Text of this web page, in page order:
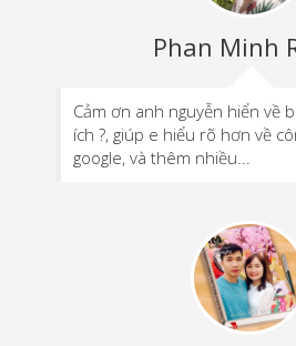
Phan Minh
Cảm ơn anh nguyễn hiển về
ích ?, giúp e hiểu rõ hơn về
google, và thêm nhiều...